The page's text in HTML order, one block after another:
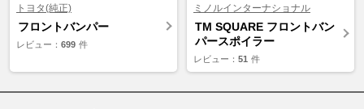
トヨタ(純正)
フロントバンパー
レビュー： 699 件
ミノルインターナショナル
TM SQUARE フロントバン
パースポイラー
レビュー： 51 件